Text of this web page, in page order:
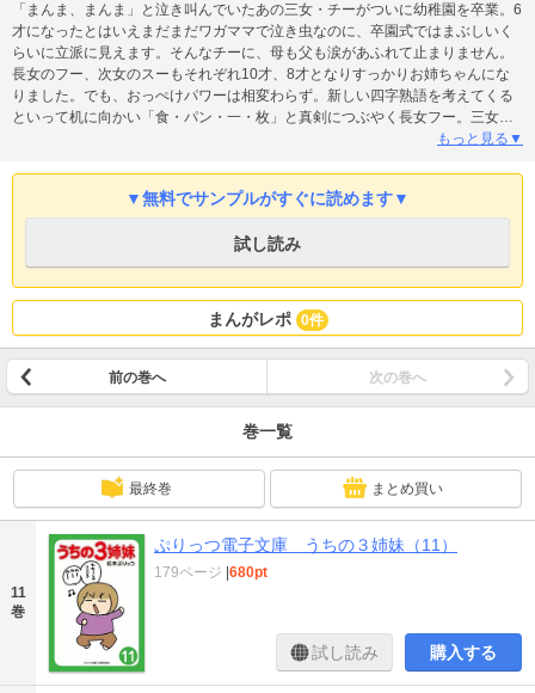
「まんま、まんま」と泣き叫んでいたあの三女・チーがついに幼稚園を卒業。6
才になったとはいえまだまだワガママで泣き虫なのに、卒園式ではまぶしいく
らいに立派に見えます。そんなチーに、母も父も涙があふれて止まりません。
長女のフー、次女のスーもそれぞれ10才、8才となりすっかりお姉ちゃんにな
りました。でも、おっぺけパワーは相変わらず。新しい四字熟語を考えてくる
といって机に向かい「食・パン・一・枚」と真剣につぶやく長女フー。三女を
相手にNHKの「おはよう日本」ごっこをやっている次女・スー、何を言うのか
もっと見る▼
▼無料でサンプルがすぐに読めます▼
試し読み
まんがレポ 0件
前の巻へ 次の巻へ
巻一覧
最終巻 まとめ買い
11
巻
ぷりっつ電子文庫 うちの３姉妹（11）
179ページ 680pt
試し読み 購入する